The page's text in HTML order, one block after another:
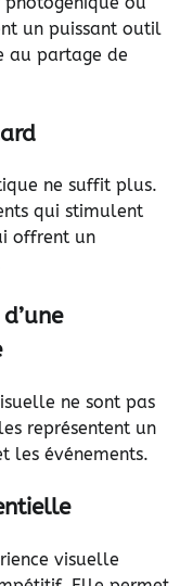
un puissant outil
au partage de
ne suffit plus.
qui stimulent
offrent un
ne sont pas
représentent un
les événements.
visuelle